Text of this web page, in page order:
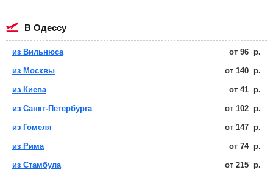
в Одессу
из Вильнюса от 96 р.
из Москвы от 140 р.
из Киева от 41 р.
из Санкт-Петербурга от 102 р.
из Гомеля от 147 р.
из Рима от 74 р.
из Стамбула от 215 р.